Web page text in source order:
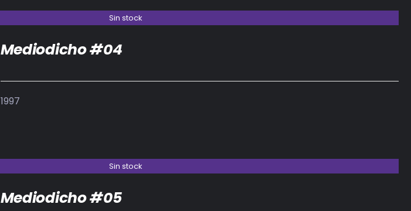
Sin stock
Mediodicho #04
1997
Sin stock
Mediodicho #05